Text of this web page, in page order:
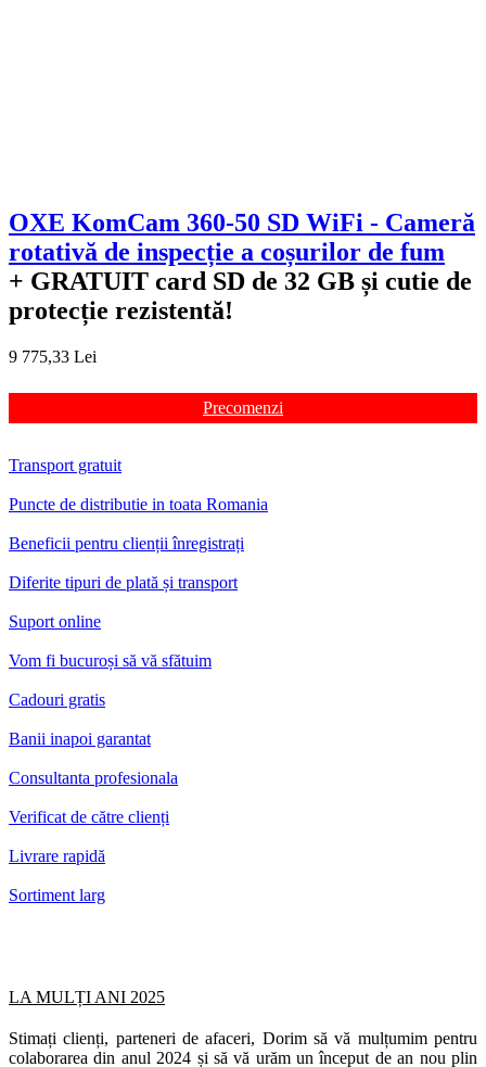
OXE KomCam 360-50 SD WiFi - Cameră
rotativă de inspecție a coșurilor de fum
+ GRATUIT card SD de 32 GB și cutie de
protecție rezistentă!
9 775,33 Lei
Precomenzi
Transport gratuit
Puncte de distributie in toata Romania
Beneficii pentru clienții înregistrați
Diferite tipuri de plată și transport
Suport online
Vom fi bucuroși să vă sfătuim
Cadouri gratis
Banii inapoi garantat
Consultanta profesionala
Verificat de către clienți
Livrare rapidă
Sortiment larg
LA MULȚI ANI 2025
Stimați clienți, parteneri de afaceri, Dorim să vă mulțumim pentru
colaborarea din anul 2024 și să vă urăm un început de an nou plin